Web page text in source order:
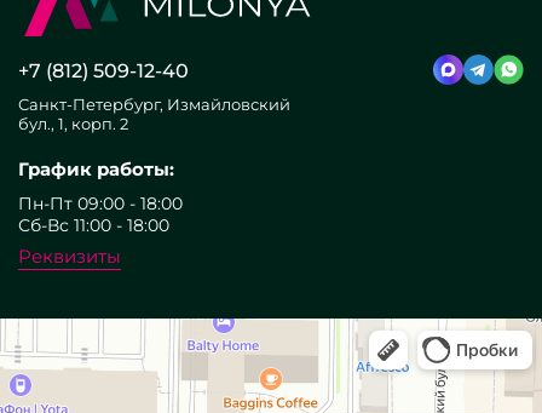
+7 (812) 509-12-40
Санкт-Петербург, Измайловский
бул., 1, корп. 2
График работы:
Пн-Пт 09:00 - 18:00
Сб-Вс 11:00 - 18:00
Реквизиты